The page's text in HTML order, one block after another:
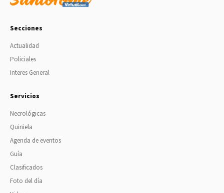
Secciones
Actualidad
Policiales
Interes General
Servicios
Necrológicas
Quiniela
Agenda de eventos
Guía
Clasificados
Foto del día